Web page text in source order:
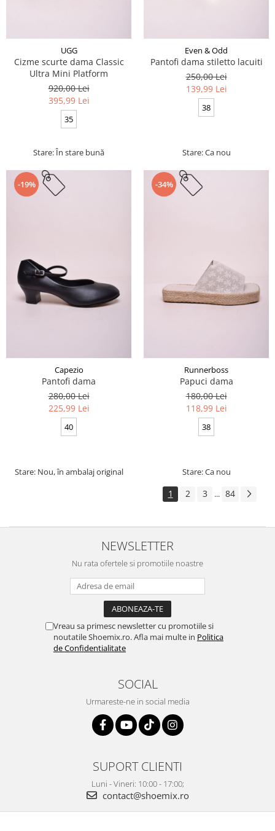
UGG
Cizme scurte dama Classic
Ultra Mini Platform
920,00 Lei
395,99 Lei
35
Stare: În stare bună
Even & Odd
Pantofi dama stiletto lacuiti
250,00 Lei
139,99 Lei
38
Stare: Ca nou
-19%
Capezio
Pantofi dama
280,00 Lei
225,99 Lei
40
Stare: Nou, în ambalaj original
-34%
Runnerboss
Papuci dama
180,00 Lei
118,99 Lei
38
Stare: Ca nou
1 2 3 ... 84
NEWSLETTER
Nu rata ofertele si promotiile noastre
Vreau sa primesc newsletter cu promotiile si
noutatile Shoemix.ro. Afla mai multe in Politica
de Confidentialitate
SOCIAL
Urmareste-ne in social media
SUPORT CLIENTI
Luni - Vineri: 10:00 - 17:00;
contact@shoemix.ro